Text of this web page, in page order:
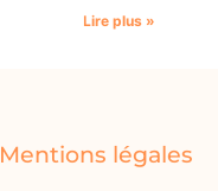
Lire plus »
Mentions légales